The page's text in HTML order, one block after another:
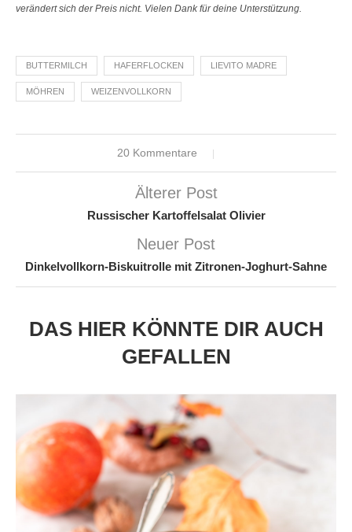
verändert sich der Preis nicht. Vielen Dank für deine Unterstützung.
BUTTERMILCH HAFERFLOCKEN LIEVITO MADRE
MÖHREN WEIZENVOLLKORN
20 Kommentare
Älterer Post
Russischer Kartoffelsalat Olivier
Neuer Post
Dinkelvollkorn-Biskuitrolle mit Zitronen-Joghurt-Sahne
DAS HIER KÖNNTE DIR AUCH
GEFALLEN